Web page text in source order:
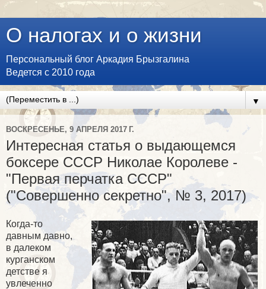
О налогах и о жизни
Персональный блог Аркадия Брызгалина
Ведется с 2010 года
▼
ВОСКРЕСЕНЬЕ, 9 АПРЕЛЯ 2017 Г.
Интересная статья о выдающемся
боксере СССР Николае Королеве -
"Первая перчатка СССР"
("Совершенно секретно", № 3, 2017)
Когда-то
давным давно,
в далеком
курганском
детстве я
увлеченно